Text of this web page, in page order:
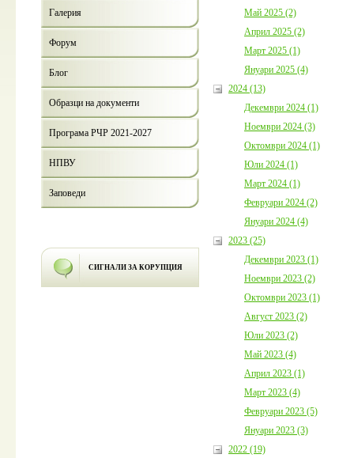
Галерия
Форум
Блог
Образци на документи
Програма РЧР 2021-2027
НПВУ
Заповеди
СИГНАЛИ ЗА КОРУПЦИЯ
Май 2025 (2)
Април 2025 (2)
Март 2025 (1)
Януари 2025 (4)
2024 (13)
Декември 2024 (1)
Ноември 2024 (3)
Октомври 2024 (1)
Юли 2024 (1)
Март 2024 (1)
Февруари 2024 (2)
Януари 2024 (4)
2023 (25)
Декември 2023 (1)
Ноември 2023 (2)
Октомври 2023 (1)
Август 2023 (2)
Юли 2023 (2)
Май 2023 (4)
Април 2023 (1)
Март 2023 (4)
Февруари 2023 (5)
Януари 2023 (3)
2022 (19)